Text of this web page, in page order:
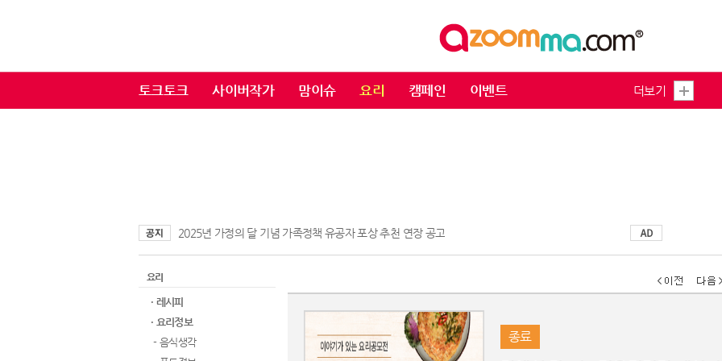
토크토크 사이버작가 맘이슈 요리 캠페인 이벤트 더보기
2025년 가정의 달 기념 가족정책 유공자 포상 추천 연장 공고
요리
· 레시피
· 요리정보
- 음식생각
종료